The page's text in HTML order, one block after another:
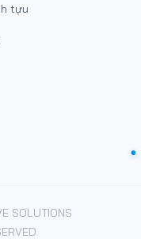
tựu
SOLUTIONS